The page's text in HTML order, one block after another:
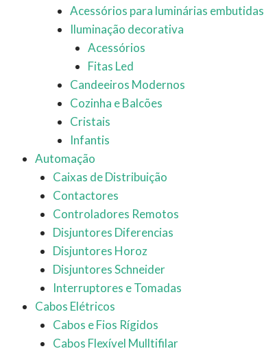
Acessórios para luminárias embutidas
Iluminação decorativa
Acessórios
Fitas Led
Candeeiros Modernos
Cozinha e Balcões
Cristais
Infantis
Automação
Caixas de Distribuição
Contactores
Controladores Remotos
Disjuntores Diferencias
Disjuntores Horoz
Disjuntores Schneider
Interruptores e Tomadas
Cabos Elétricos
Cabos e Fios Rígidos
Cabos Flexível Mulltifilar